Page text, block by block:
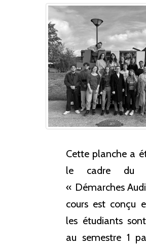
Cette planche a
le cadre du
« Démarches
cours est conçu
les étudiants
au semestre 1